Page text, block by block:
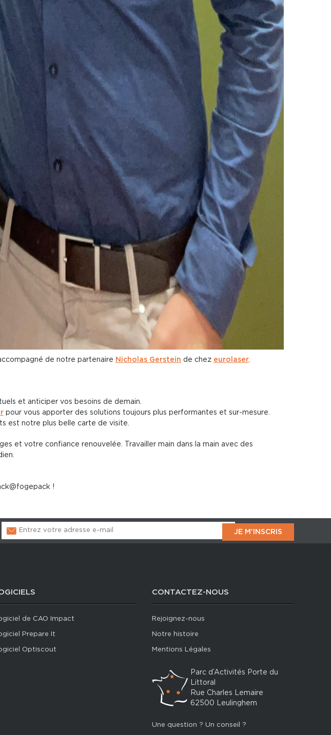
de notre partenaire Nicholas Gerstein de chez eurolaser.
et anticiper vos besoins de demain.
pour vous apporter des solutions toujours plus performantes et sur-mesure.
est notre plus belle carte de visite.
et votre confiance renouvelée. Travailler main dans la main avec des
!
de CAO Impact
Prepare It
Optiscout
CONTACTEZ-NOUS
Rejoignez-nous
Notre histoire
Mentions Légales
Parc d’Activités Porte du
Littoral
Rue Charles Lemaire
62500 Leulinghem
Une question ? Un conseil ?